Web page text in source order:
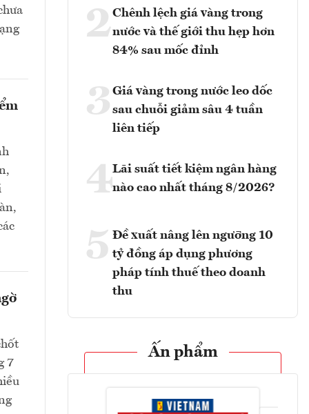
7
2Chênh lệch giá vàng trong
nước và thế giới thu hẹp hơn
84% sau mốc đỉnh
3 Giá vàng trong nước leo dốc
sau chuỗi giảm sâu 4 tuần
liên tiếp
4Lãi suất tiết kiệm ngân hàng
nào cao nhất tháng 8/2026?
5 Đề xuất nâng lên ngưỡng 10
tỷ đồng áp dụng phương
pháp tính thuế theo doanh
thu
Ấn phẩm